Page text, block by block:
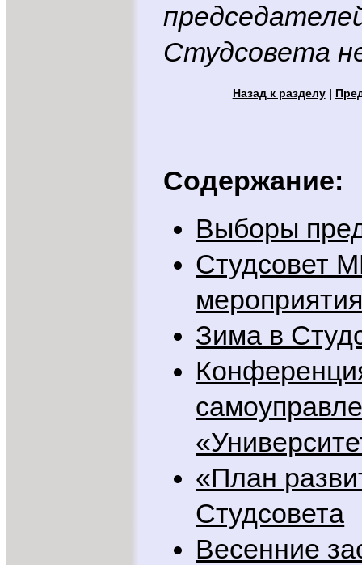
Студсовета
Назад к разделу|
Содержание:
Выборы
Студсовет
Зима в
«План
Студсовета
Весенние